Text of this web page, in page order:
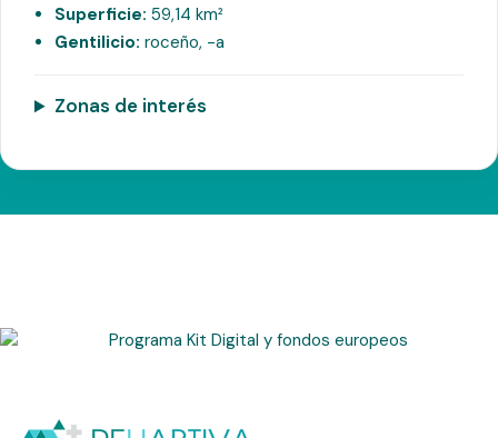
Superficie: 59,14 km²
Gentilicio: roceño, -a
Zonas de interés